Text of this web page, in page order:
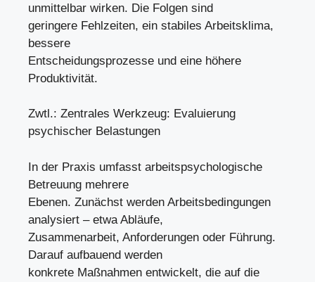
unmittelbar wirken. Die Folgen sind
geringere Fehlzeiten, ein stabiles Arbeitsklima,
bessere
Entscheidungsprozesse und eine höhere
Produktivität.
Zwtl.: Zentrales Werkzeug: Evaluierung
psychischer Belastungen
In der Praxis umfasst arbeitspsychologische
Betreuung mehrere
Ebenen. Zunächst werden Arbeitsbedingungen
analysiert – etwa Abläufe,
Zusammenarbeit, Anforderungen oder Führung.
Darauf aufbauend werden
konkrete Maßnahmen entwickelt, die auf die